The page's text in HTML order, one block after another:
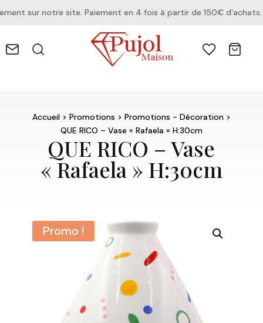
sur notre site. Paiement en 4 fois à partir de 150€ d'achats.
Accueil> Promotions > Promotions - Décoration>
QUE RICO – Vase « Rafaela » H:30cm
QUE RICO – Vase
« Rafaela » H:30cm
Promo !